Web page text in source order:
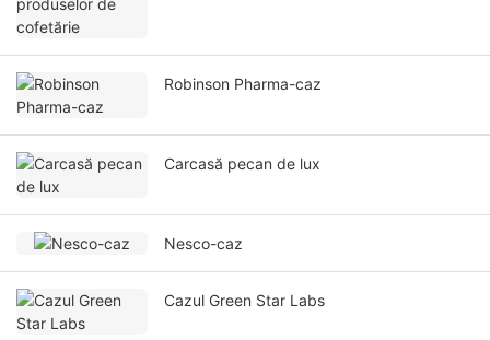
Robinson Pharma-caz
Carcasă pecan de lux
Nesco-caz
Cazul Green Star Labs